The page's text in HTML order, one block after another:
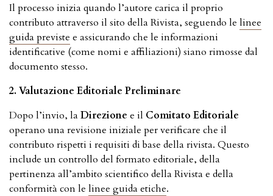
Il processo inizia quando l’autore carica il proprio
contributo attraverso il sito della Rivista, seguendo le linee
guida previste e assicurando che le informazioni
identificative (come nomi e affiliazioni) siano rimosse dal
documento stesso.
2. Valutazione Editoriale Preliminare
Dopo l’invio, la Direzione e il Comitato Editoriale
operano una revisione iniziale per verificare che il
contributo rispetti i requisiti di base della rivista. Questo
include un controllo del formato editoriale, della
pertinenza all’ambito scientifico della Rivista e della
conformità con le linee guida etiche.